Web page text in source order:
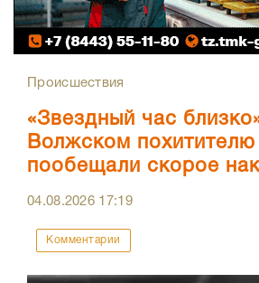
Происшествия
«Звездный час
Волжском похитителю
пообещали скорое
04.08.2026 17:19
Комментарии